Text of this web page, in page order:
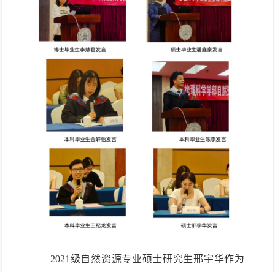
2021 级自然资源专业硕士研究生邢宇华作为